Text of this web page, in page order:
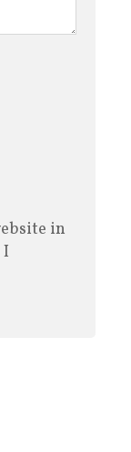
in